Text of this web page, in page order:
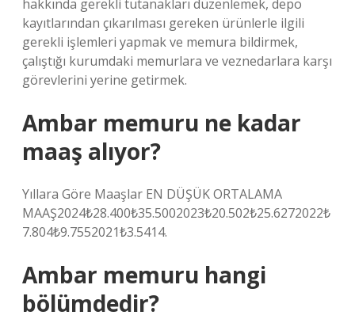
hakkında gerekli tutanakları düzenlemek, depo
kayıtlarından çıkarılması gereken ürünlerle ilgili
gerekli işlemleri yapmak ve memura bildirmek,
çalıştığı kurumdaki memurlara ve veznedarlara karşı
görevlerini yerine getirmek.
Ambar memuru ne kadar
maaş alıyor?
Yıllara Göre Maaşlar EN DÜŞÜK ORTALAMA
MAAŞ2024₺28.400₺35.5002023₺20.502₺25.6272022₺
7.804₺9.7552021₺3.5414.
Ambar memuru hangi
bölümdedir?